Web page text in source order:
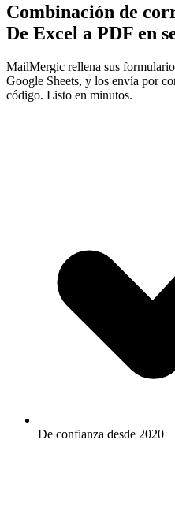
Combinación de
De Excel a PDF en
MailMergic rellena sus
Google Sheets, y los envía por
código. Listo en minutos.
De confianza desde 2020